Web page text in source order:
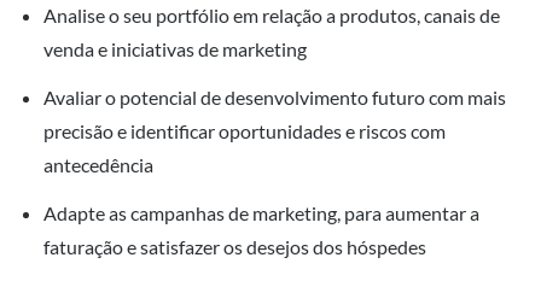
Analise o seu portfólio em relação a produtos, canais de
venda e iniciativas de marketing
Avaliar o potencial de desenvolvimento futuro com mais
precisão e identificar oportunidades e riscos com
antecedência
Adapte as campanhas de marketing, para aumentar a
faturação e satisfazer os desejos dos hóspedes